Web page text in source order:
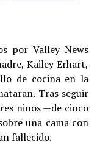
por Valley News
Kailey Erhart,
de cocina en la
Tras seguir
niños —de cinco
una cama con
fallecido.